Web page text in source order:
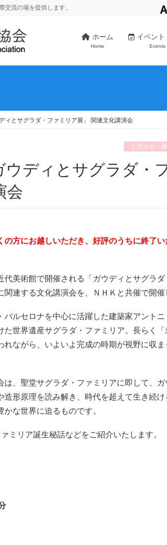
流の場を提供します。
ホーム
Home
イベント
Events
ィとサグラダ・ファミリア展」 関連文化講演会
お知らせ・
会
の方にお越しいただき、好評のうちに終了い
代美術館で開催される「ガウディとサグラダ
関連する文化講演会を、ＮＨＫと共催で開催
バルセロナを中心に活躍した建築家アント
た世界遺産サグラダ・ファミリア。長らく「
れながら、いよいよ完成の時期が視野に収ま
は、聖堂サグラダ・ファミリアに即して、
造形原理を読み解き、時代を超えて生き続け
かな世界に迫るものです。
ミリア誕生秘話などをご紹介いたします。